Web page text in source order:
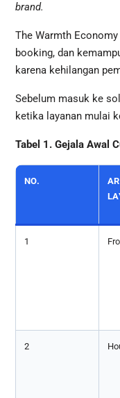
brand.
The Warmth
booking, dan
karena kehilangan
Sebelum masuk ke
ketika layanan mulai
Tabel 1. Gejala Awal
NO.
1
2